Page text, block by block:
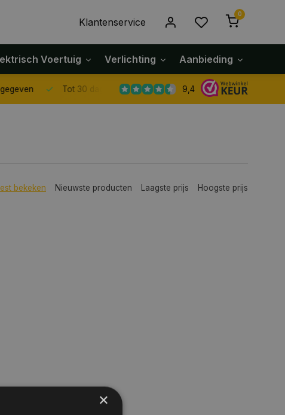
Klantenservice
0
Voertuig Verlichting Aanbieding
Tot 30 dagen retour sturen. 9,4
bekeken Nieuwste producten Laagste prijs Hoogste prijs
×